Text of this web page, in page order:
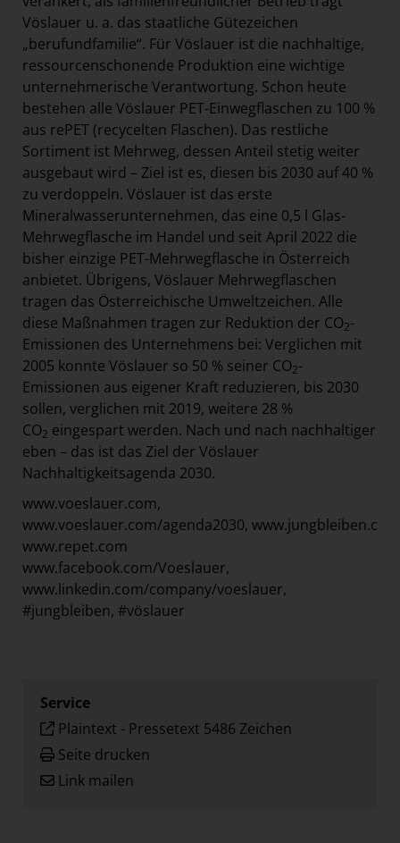
Vöslauer u. a. das staatliche Gütezeichen
„berufundfamilie“. Für Vöslauer ist die nachhaltige,
ressourcenschonende Produktion eine wichtige
unternehmerische Verantwortung. Schon heute
bestehen alle Vöslauer PET-Einwegflaschen zu 100 %
aus rePET (recycelten Flaschen). Das restliche
Sortiment ist Mehrweg, dessen Anteil stetig weiter
ausgebaut wird – Ziel ist es, diesen bis 2030 auf 40 %
zu verdoppeln. Vöslauer ist das erste
Mineralwasserunternehmen, das eine 0,5 l Glas-
Mehrwegflasche im Handel und seit April 2022 die
bisher einzige PET-Mehrwegflasche in Österreich
anbietet. Übrigens, Vöslauer Mehrwegflaschen
tragen das Österreichische Umweltzeichen. Alle
diese Maßnahmen tragen zur Reduktion der CO2-
Emissionen des Unternehmens bei: Verglichen mit
2005 konnte Vöslauer so 50 % seiner CO2-
Emissionen aus eigener Kraft reduzieren, bis 2030
sollen, verglichen mit 2019, weitere 28 %
CO2 eingespart werden. Nach und nach nachhaltiger
eben – das ist das Ziel der Vöslauer
Nachhaltigkeitsagenda 2030.
www.voeslauer.com,
www.voeslauer.com/agenda2030, www.jungbleiben.com
www.repet.com
www.facebook.com/Voeslauer,
www.linkedin.com/company/voeslauer,
#jungbleiben, #vöslauer
Service
Plaintext - Pressetext 5486 Zeichen
Seite drucken
Link mailen